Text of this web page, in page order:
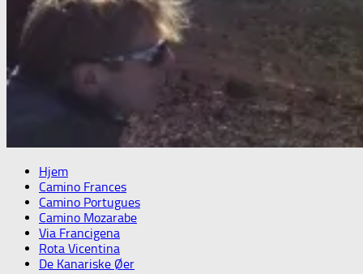
Hjem
Camino Frances
Camino Portugues
Camino Mozarabe
Via Francigena
Rota Vicentina
De Kanariske Øer